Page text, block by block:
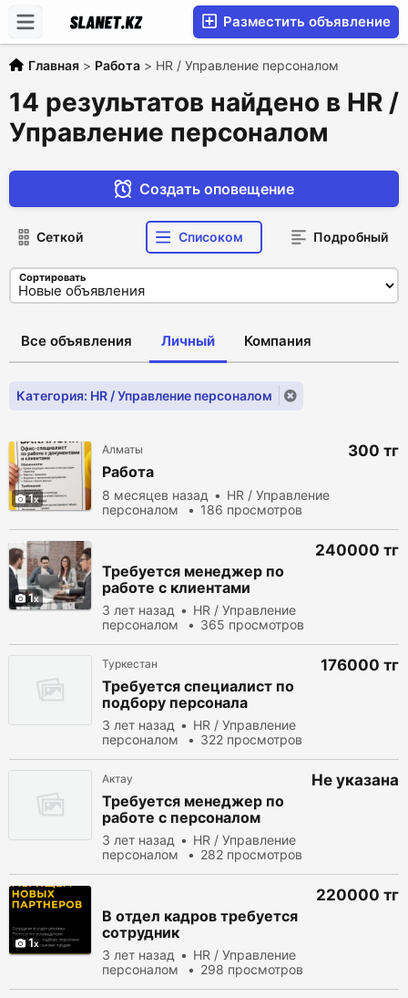
Разместить объявление
Главная > Работа > HR / Управление персоналом
14 результатов найдено в HR /
Управление персоналом
Создать оповещение
Сеткой Списоком Подробный
Сортировать
Все объявления Личный Компания
Категория: HR / Управление персоналом
1
Алматы
Работа
8 месяцев назад
HR / Управление
персоналом
186 просмотров
300 тг
1
Требуется менеджер по
работе с клиентами
3 лет назад
HR / Управление
персоналом
365 просмотров
240000 тг
Туркестан
Требуется специалист по
подбору персонала
3 лет назад
HR / Управление
персоналом
322 просмотров
176000 тг
Актау
Требуется менеджер по
работе с персоналом
3 лет назад
HR / Управление
персоналом
282 просмотров
Не указана
1
В отдел кадров требуется
сотрудник
3 лет назад
HR / Управление
персоналом
298 просмотров
220000 тг